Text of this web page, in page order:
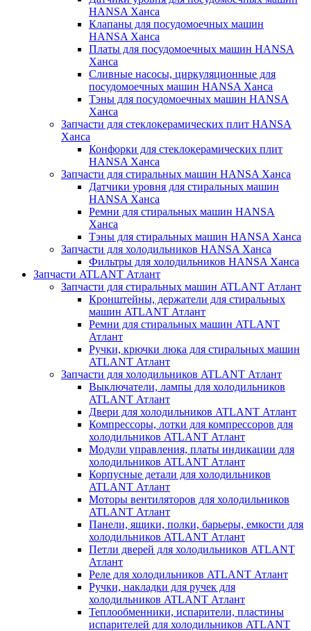
HANSA Ханса
Клапаны для посудомоечных машин
HANSA Ханса
Платы для посудомоечных машин HANSA
Ханса
Сливные насосы, циркуляционные для
посудомоечных машин HANSA Ханса
Тэны для посудомоечных машин HANSA
Ханса
Запчасти для стеклокерамических плит HANSA
Ханса
Конфорки для стеклокерамических плит
HANSA Ханса
Запчасти для стиральных машин HANSA Ханса
Датчики уровня для стиральных машин
HANSA Ханса
Ремни для стиральных машин HANSA
Ханса
Тэны для стиральных машин HANSA Ханса
Запчасти для холодильников HANSA Ханса
Фильтры для холодильников HANSA Ханса
Запчасти ATLANT Атлант
Запчасти для стиральных машин ATLANT Атлант
Кронштейны, держатели для стиральных
машин ATLANT Атлант
Ремни для стиральных машин ATLANT
Атлант
Ручки, крючки люка для стиральных машин
ATLANT Атлант
Запчасти для холодильников ATLANT Атлант
Выключатели, лампы для холодильников
ATLANT Атлант
Двери для холодильников ATLANT Атлант
Компрессоры, лотки для компрессоров для
холодильников ATLANT Атлант
Модули управления, платы индикации для
холодильников ATLANT Атлант
Корпусные детали для холодильников
ATLANT Атлант
Моторы вентиляторов для холодильников
ATLANT Атлант
Панели, ящики, полки, барьеры, емкости для
холодильников ATLANT Атлант
Петли дверей для холодильников ATLANT
Атлант
Реле для холодильников ATLANT Атлант
Ручки, накладки для ручек для
холодильников ATLANT Атлант
Теплообменники, испарители, пластины
испарителей для холодильников ATLANT